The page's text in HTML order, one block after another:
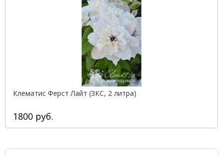
Клематис Ферст Лайт (ЗКС, 2 литра)
1800 руб.